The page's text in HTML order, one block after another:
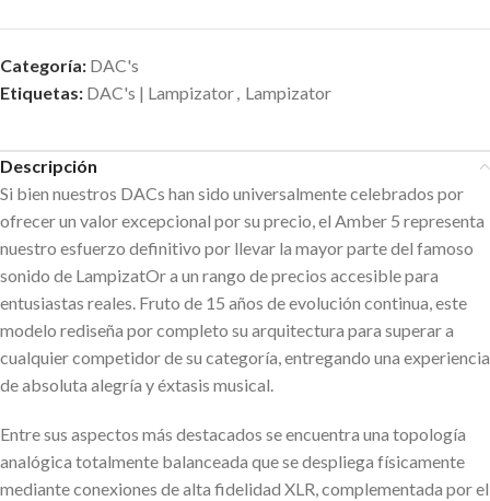
Categoría: DAC's
Etiquetas: DAC's | Lampizator, Lampizator
Descripción
Si bien nuestros DACs han sido universalmente celebrados por
ofrecer un valor excepcional por su precio, el Amber 5 representa
nuestro esfuerzo definitivo por llevar la mayor parte del famoso
sonido de LampizatOr a un rango de precios accesible para
entusiastas reales. Fruto de 15 años de evolución continua, este
modelo rediseña por completo su arquitectura para superar a
cualquier competidor de su categoría, entregando una experiencia
de absoluta alegría y éxtasis musical.
Entre sus aspectos más destacados se encuentra una topología
analógica totalmente balanceada que se despliega físicamente
mediante conexiones de alta fidelidad XLR, complementada por el